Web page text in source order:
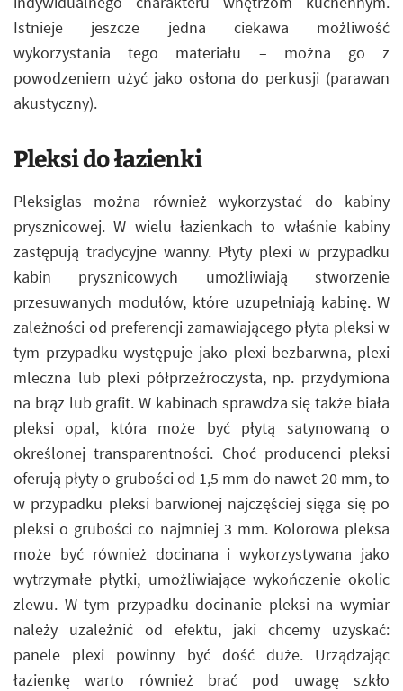
Istnieje jeszcze jedna ciekawa możliwość
wykorzystania tego materiału – można go z
powodzeniem użyć jako osłona do perkusji (parawan
akustyczny).
Pleksi do łazienki
Pleksiglas można również wykorzystać do kabiny
prysznicowej. W wielu łazienkach to właśnie kabiny
zastępują tradycyjne wanny. Płyty plexi w przypadku
kabin prysznicowych umożliwiają stworzenie
przesuwanych modułów, które uzupełniają kabinę. W
zależności od preferencji zamawiającego płyta pleksi w
tym przypadku występuje jako plexi bezbarwna, plexi
mleczna lub plexi półprzeźroczysta, np. przydymiona
na brąz lub grafit. W kabinach sprawdza się także biała
pleksi opal, która może być płytą satynowaną o
określonej transparentności. Choć producenci pleksi
oferują płyty o grubości od 1,5 mm do nawet 20 mm, to
w przypadku pleksi barwionej najczęściej sięga się po
pleksi o grubości co najmniej 3 mm. Kolorowa pleksa
może być również docinana i wykorzystywana jako
wytrzymałe płytki, umożliwiające wykończenie okolic
zlewu. W tym przypadku docinanie pleksi na wymiar
należy uzależnić od efektu, jaki chcemy uzyskać:
panele plexi powinny być dość duże. Urządzając
łazienkę warto również brać pod uwagę szkło